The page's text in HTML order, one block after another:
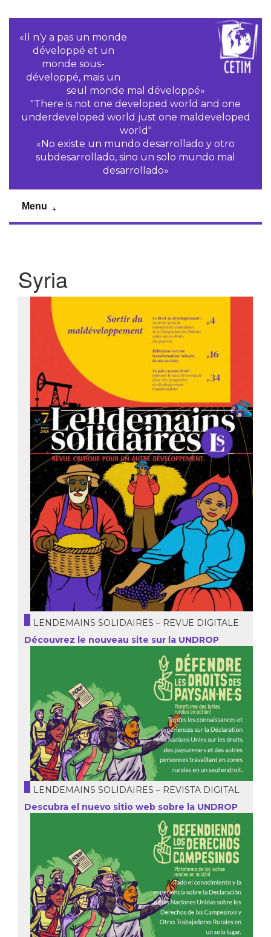
«Il n‘y a pas un monde
développé et un
monde sous-
développé, mais un
seul monde mal développé»
"There is not one developed world and one
underdeveloped world just one maldeveloped
world"
«No existe un mundo desarrollado y otro
subdesarrollado, sino un solo mundo mal
desarrollado»
Menu
Syria
LENDEMAINS SOLIDAIRES – REVUE DIGITALE
Découvrez le nouveau site sur la UNDROP
LENDEMAINS SOLIDAIRES – REVISTA DIGITAL
Descubra el nuevo sitio web sobre la UNDROP